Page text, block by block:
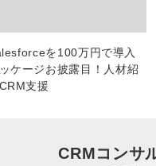
常勤監査役
内部監査室長
を100万円で導入
ケージお披露目！人材紹
支援
CRMコンサ